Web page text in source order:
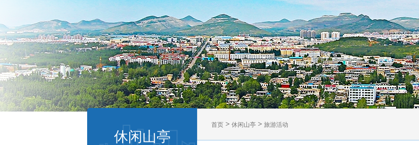
休闲山亭
首页 > 休闲山亭 > 旅游活动